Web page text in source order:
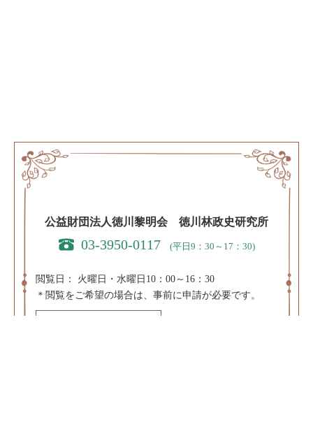
公益財団法人徳川黎明会 徳川林政史研究所
03-3950-0117 (平日9：30～17：30)
閲覧日：
火曜日・水曜日10：00～16：30
＊閲覧をご希望の場合は、事前に申請が必要です。